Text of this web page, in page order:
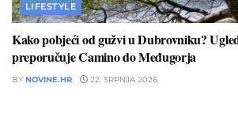
LIFESTYLE
Kako pobjeći od gužvi u Dubrovniku?
preporučuje Camino do Međugorja
BY NOVINE.HR 22. SRPNJA 2026.